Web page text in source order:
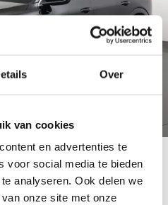
Over
van cookies
en advertenties te
voor social media te bieden
analyseren. Ook delen we
onze site met onze